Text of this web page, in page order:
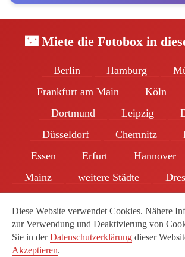
🌃 Miete die Fotobox in
Berlin Hamburg
Frankfurt am Main
Köln
Dortmund
Leipzig
Düsseldorf
Chemnitz
Essen
Erfurt Hannover
Mainz
weitere Städte
Diese Website verwendet Cookies. Nähere
zur Verwendung und Deaktivierung von
Sie in derDatenschutzerklärung dieser
Akzeptieren.
Impressum